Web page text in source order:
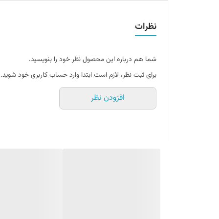
افزایش سرعت خودر
افزایش سرعت استارت خودرو
نظرات
شما هم درباره این محصول نظر خود را بنویسید.
برای ثبت نظر، لازم است ابتدا وارد حساب کاربری خود شوید.
افزودن نظر